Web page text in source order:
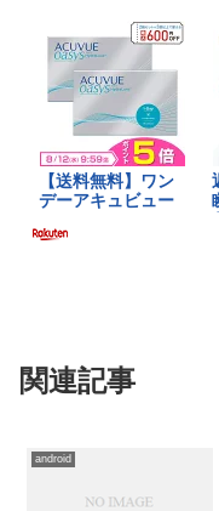
関連記事
android